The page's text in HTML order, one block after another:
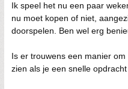
Ik speel het nu een paar
nu moet kopen of niet,
doorspelen. Ben wel erg
Is er trouwens een manier
zien als je een snelle